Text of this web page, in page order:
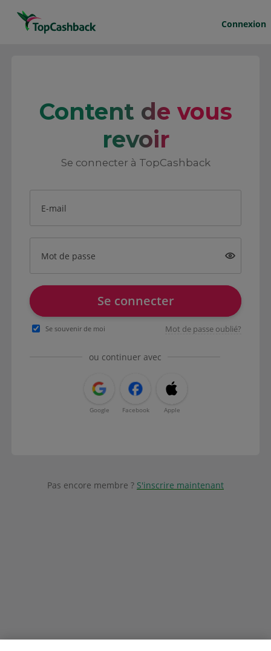
Connexion
Content de vous
revoir
Se connecter à TopCashback
E-mail
Mot de passe
Se connecter
Se souvenir de moi Mot de passe oublié?
ou continuer avec
Google Facebook Apple
Pas encore membre ? S'inscrire maintenant